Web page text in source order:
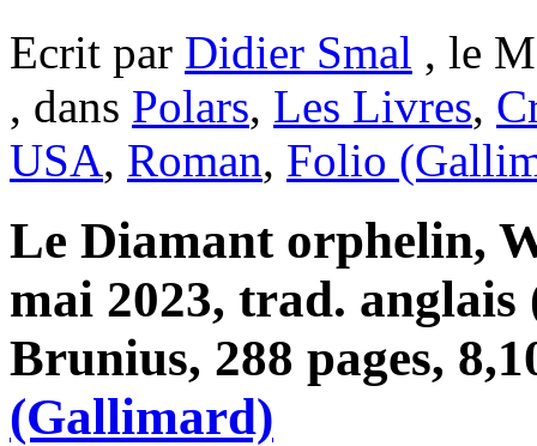
Ecrit par Didier Smal , le
, dans Polars, Les Livres,
USA, Roman, Folio
Le Diamant orphelin,
mai 2023, trad.
Brunius, 288 pages,
(Gallimard)